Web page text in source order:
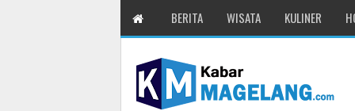
BERITA WISATA KULINER